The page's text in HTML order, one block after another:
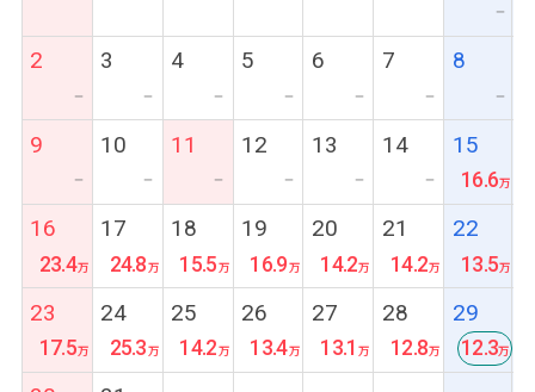
ー
2
ー
3
ー
4
ー
5
ー
6
ー
7
ー
8
ー
9
ー
10
ー
11
ー
12
ー
13
ー
14
ー
15
16.6
16
23.4
17
24.8
18
15.5
19
16.9
20
14.2
21
14.2
22
13.5
23
17.5
24
25.3
25
14.2
26
13.4
27
13.1
28
12.8
29
12.3